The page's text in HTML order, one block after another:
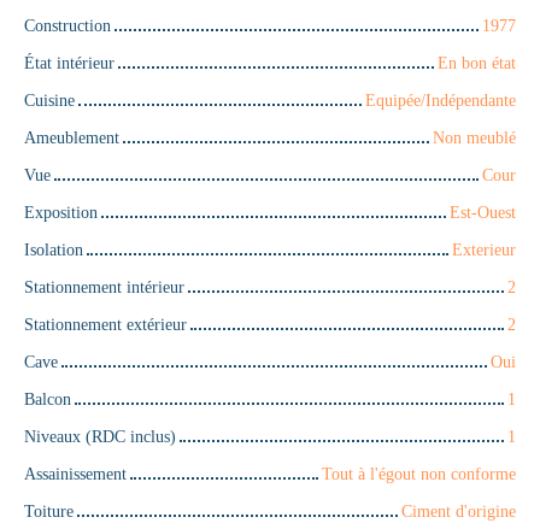
Construction
1977
État intérieur
En bon état
Cuisine
Equipée/Indépendante
Ameublement
Non meublé
Vue
Cour
Exposition
Est-Ouest
Isolation
Exterieur
Stationnement intérieur
2
Stationnement extérieur
2
Cave
Oui
Balcon
1
Niveaux (RDC inclus)
1
Assainissement
Tout à l'égout non conforme
Toiture
Ciment d'origine